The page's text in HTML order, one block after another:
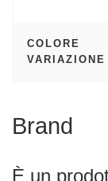
COLORE
VARIAZIONE
Brand
È un